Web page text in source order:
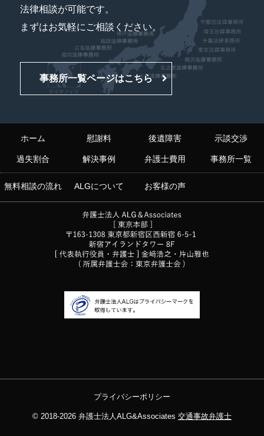
法律相談が可能です。
まずはお気軽にご相談ください。
事務所一覧ページはこちら
ホーム 慰謝料 後遺障害 示談交渉
過失割合 解決事例 弁護士費用 事務所一覧
無料相談の流れ ALGについて お客様の声
プライバシーポリシー
© 2018-2026 弁護士法人ALG&Associates 交通事故弁護士